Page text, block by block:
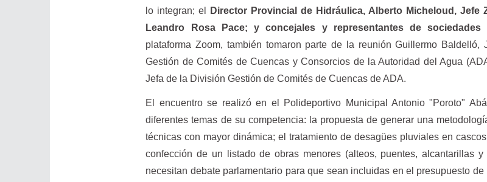
lo integran; el
Director Provincial de Hidráulica, Alberto Micheloud, Jefe
Leandro Rosa Pace; y concejales y representantes de sociedades
plataforma Zoom, también tomaron parte de la reunión Guillermo Baldelló,
Gestión de Comités de Cuencas y Consorcios de la Autoridad del Agua
Jefa de la División Gestión de Comités de Cuencas de ADA.
El encuentro se realizó en el Polideportivo Municipal Antonio "Poroto"
diferentes temas de su competencia: la propuesta de generar una
técnicas con mayor dinámica; el tratamiento de desagües pluviales en
confección de un listado de obras menores (alteos, puentes, alcantarillas
necesitan debate parlamentario para que sean incluidas en el presupuesto